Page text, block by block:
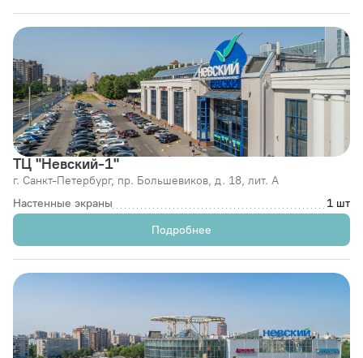
ТЦ "Невский-1"
г. Санкт-Петербург, пр. Большевиков, д. 18, лит. А
Настенные экраны
1 шт
Подробнее